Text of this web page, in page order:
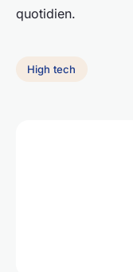
quotidien.
High tech